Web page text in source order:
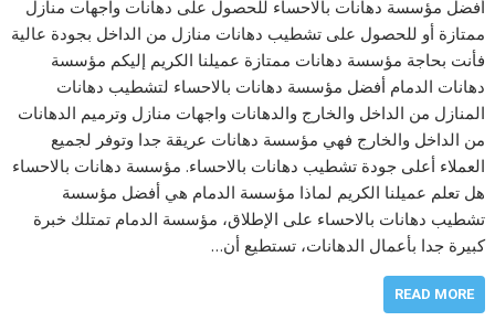
أفضل مؤسسة دهانات بالاحساء للحصول على دهانات واجهات منازل
ممتازة أو للحصول على تشطيب دهانات منازل من الداخل بجودة عالية
فأنت بحاجة مؤسسة دهانات ممتازة عميلنا الكريم إليكم مؤسسة
دهانات الدمام أفضل مؤسسة دهانات بالاحساء لتشطيب دهانات
المنازل من الداخل والخارج والدهانات واجهات منازل وترميم الدهانات
من الداخل والخارج فهي مؤسسة دهانات عريقة جدا وتوفر لجميع
العملاء أعلى جودة تشطيب دهانات بالاحساء. مؤسسة دهانات بالاحساء
هل تعلم عميلنا الكريم لماذا مؤسسة الدمام هي أفضل مؤسسة
تشطيب دهانات بالاحساء على الإطلاق، مؤسسة الدمام تمتلك خبرة
كبيرة جدا بأعمال الدهانات، تستطيع أن…
READ MORE